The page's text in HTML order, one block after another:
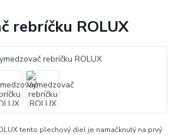
rebríčku ROLUX
tento plechový diel je namačknutý na prvý